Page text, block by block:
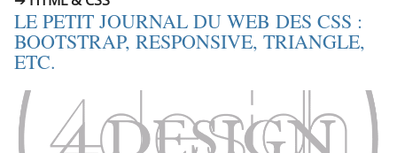
LE PETIT JOURNAL DU WEB DES CSS :
BOOTSTRAP, RESPONSIVE, TRIANGLE,
ETC.